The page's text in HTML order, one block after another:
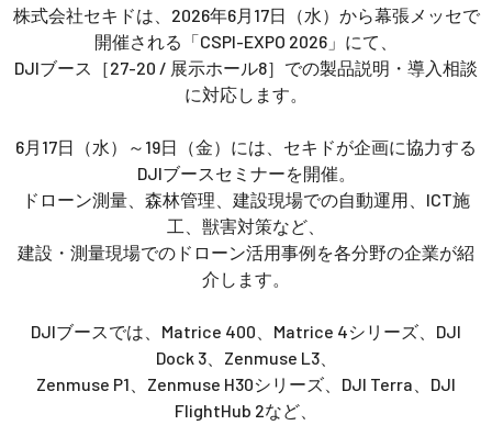
取扱店舗一覧
SEKIDO
SEKIDO 会社概要
株式会社セキドは、2026年6月17日（水）から幕張メッセで
開催される「CSPI-EXPO 2026」にて、
DJIブース［27-20 / 展示ホール8］での製品説明・導入相談
に対応します。
6月17日（水）～19日（金）には、セキドが企画に協力する
DJIブースセミナーを開催。
ドローン測量、森林管理、建設現場での自動運用、ICT施
工、獣害対策など、
建設・測量現場でのドローン活用事例を各分野の企業が紹
介します。
DJIブースでは、Matrice 400、Matrice 4シリーズ、DJI
Dock 3、Zenmuse L3、
Zenmuse P1、Zenmuse H30シリーズ、DJI Terra、DJI
FlightHub 2など、